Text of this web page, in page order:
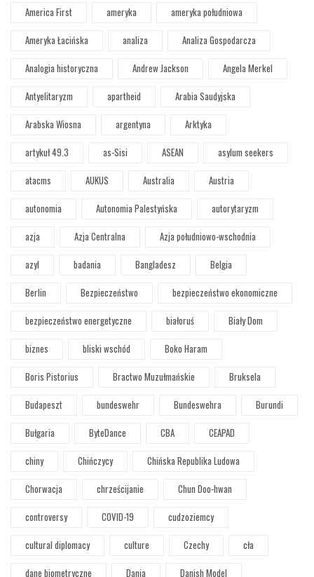
America First
ameryka
ameryka południowa
Ameryka Łacińska
analiza
Analiza Gospodarcza
Analogia historyczna
Andrew Jackson
Angela Merkel
Antyelitaryzm
apartheid
Arabia Saudyjska
Arabska Wiosna
argentyna
Arktyka
artykuł 49.3
as-Sisi ASEAN
asylum seekers
atacms
AUKUS Australia
Austria
autonomia
Autonomia Palestyńska
autorytaryzm
azja
Azja Centralna
Azja południowo-wschodnia
azyl
badania Bangladesz
Belgia
Berlin
Bezpieczeństwo
bezpieczeństwo ekonomiczne
bezpieczeństwo energetyczne
białoruś
Biały Dom
biznes
bliski wschód
Boko Haram
Boris Pistorius
Bractwo Muzułmańskie
Bruksela
Budapeszt
bundeswehr Bundeswehra
Burundi
Bułgaria
ByteDance CBA
CEAPAD
chiny
Chińczycy
Chińska Republika Ludowa
Chorwacja
chrześcijanie
Chun Doo-hwan
controversy
COVID-19
cudzoziemcy
cultural diplomacy
culture Czechy
cła
dane biometryczne
Dania Danish Model